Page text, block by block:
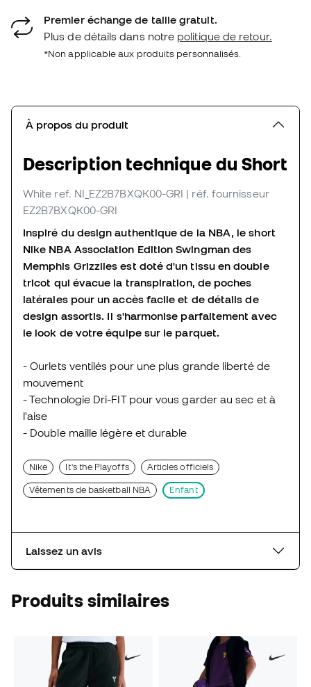
Premier échange de taille gratuit.
Plus de détails dans notre politique de retour.
*Non applicable aux produits personnalisés.
À propos du produit
Description technique du Short
White ref. NI_EZ2B7BXQK00-GRI | réf. fournisseur
EZ2B7BXQK00-GRI
Inspiré du design authentique de la NBA, le short
Nike NBA Association Edition Swingman des
Memphis Grizzlies est doté d'un tissu en double
tricot qui évacue la transpiration, de poches
latérales pour un accès facile et de détails de
design assortis. Il s'harmonise parfaitement avec
le look de votre équipe sur le parquet.
- Ourlets ventilés pour une plus grande liberté de
mouvement
- Technologie Dri-FIT pour vous garder au sec et à
l'aise
- Double maille légère et durable
Nike It's the Playoffs Articles officiels
Vêtements de basketball NBA Enfant
Laissez un avis
Produits similaires